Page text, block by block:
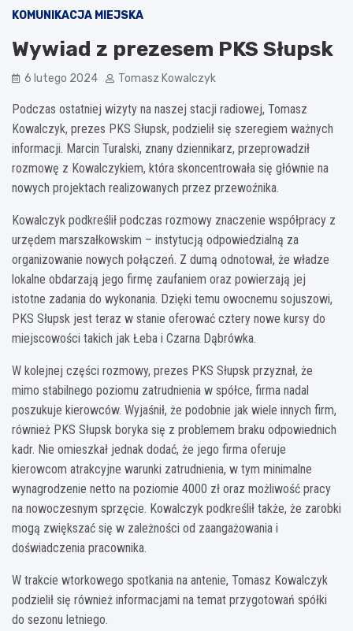
KOMUNIKACJA MIEJSKA
Wywiad z prezesem PKS Słupsk
6 lutego 2024 Tomasz Kowalczyk
Podczas ostatniej wizyty na naszej stacji radiowej, Tomasz
Kowalczyk, prezes PKS Słupsk, podzielił się szeregiem ważnych
informacji. Marcin Turalski, znany dziennikarz, przeprowadził
rozmowę z Kowalczykiem, która skoncentrowała się głównie na
nowych projektach realizowanych przez przewoźnika.
Kowalczyk podkreślił podczas rozmowy znaczenie współpracy z
urzędem marszałkowskim – instytucją odpowiedzialną za
organizowanie nowych połączeń. Z dumą odnotował, że władze
lokalne obdarzają jego firmę zaufaniem oraz powierzają jej
istotne zadania do wykonania. Dzięki temu owocnemu sojuszowi,
PKS Słupsk jest teraz w stanie oferować cztery nowe kursy do
miejscowości takich jak Łeba i Czarna Dąbrówka.
W kolejnej części rozmowy, prezes PKS Słupsk przyznał, że
mimo stabilnego poziomu zatrudnienia w spółce, firma nadal
poszukuje kierowców. Wyjaśnił, że podobnie jak wiele innych firm,
również PKS Słupsk boryka się z problemem braku odpowiednich
kadr. Nie omieszkał jednak dodać, że jego firma oferuje
kierowcom atrakcyjne warunki zatrudnienia, w tym minimalne
wynagrodzenie netto na poziomie 4000 zł oraz możliwość pracy
na nowoczesnym sprzęcie. Kowalczyk podkreślił także, że zarobki
mogą zwiększać się w zależności od zaangażowania i
doświadczenia pracownika.
W trakcie wtorkowego spotkania na antenie, Tomasz Kowalczyk
podzielił się również informacjami na temat przygotowań spółki
do sezonu letniego.